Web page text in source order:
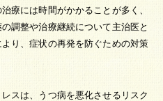
療には時間がかかることが多く、
調整や治療継続について主治医と
り、症状の再発を防ぐための対策
スは、うつ病を悪化させるリスク